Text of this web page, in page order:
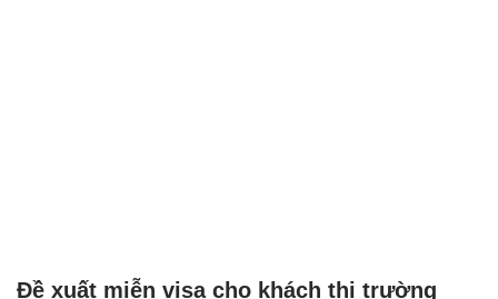
Đề xuất miễn visa cho khách thị trường